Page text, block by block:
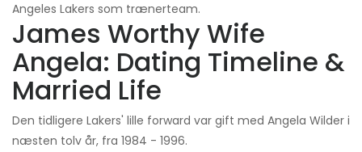
Angeles Lakers som trænerteam.
James Worthy Wife
Angela: Dating Timeline &
Married Life
Den tidligere Lakers' lille forward var gift med Angela Wilder i
næsten tolv år, fra 1984 - 1996.